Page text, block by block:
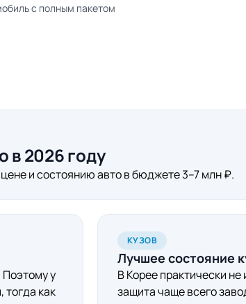
с полным пакетом
в 2026 году
и состоянию авто в бюджете 3–7 млн ₽.
у
тогда как
КУЗОВ
Лучшее состояние
В Корее практически
защита чаще всего